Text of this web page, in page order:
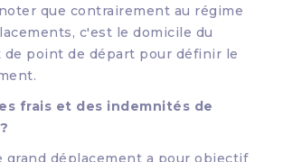
que contrairement au régime
c'est le domicile du
de point de départ pour définir le
frais et des indemnités de